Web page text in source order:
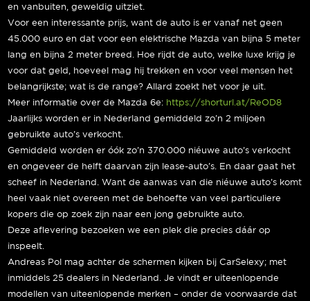
en vanbuiten, geweldig uitziet.
Voor een interessante prijs, want de auto is er vanaf net geen
45.000 euro en dat voor een elektrische Mazda van bijna 5 meter
lang en bijna 2 meter breed. Hoe rijdt de auto, welke luxe krijg je
voor dat geld, hoeveel mag hij trekken en voor veel mensen het
belangrijkste; wat is de range? Allard zoekt het voor je uit.
Meer informatie over de Mazda 6e: https://shorturl.at/ReOD8
Jaarlijks worden er in Nederland gemiddeld zo’n 2 miljoen
gebruikte auto’s verkocht.
Gemiddeld worden er óók zo’n 370.000 niéuwe auto’s verkocht
en ongeveer de helft daarvan zijn lease-auto’s. En daar gaat het
scheef in Nederland. Want de aanwas van die niéuwe auto’s komt
heel vaak niet overeen met de behoefte van veel particuliere
kopers die op zoek zijn naar een jong gebruikte auto.
Deze aflevering bezoeken we een plek die precies dáár op
inspeelt.
Andreas Pol mag achter de schermen kijken bij CarSelexy; met
inmiddels 25 dealers in Nederland. Je vindt er uiteenlopende
modellen van uiteenlopende merken – onder de voorwaarde dat